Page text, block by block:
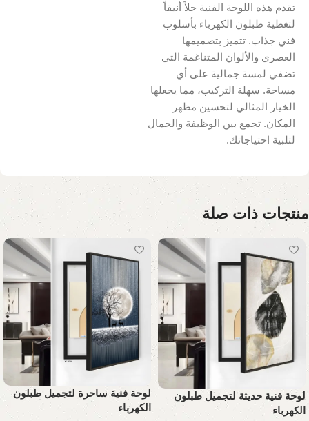
تقدم هذه اللوحة الفنية حلاً أنيقاً
لتغطية طبلون الكهرباء بأسلوب
فني جذاب. تتميز بتصميمها
العصري والألوان المتناغمة التي
تضفي لمسة جمالية على أي
مساحة. سهلة التركيب، مما يجعلها
الخيار المثالي لتحسين مظهر
المكان. تجمع بين الوظيفة والجمال
لتلبية احتياجاتك.
منتجات ذات صلة
لوحة فنية حديثة لتجميل طبلون
الكهرباء
لوحة فنية ساحرة لتجميل طبلون
الكهرباء